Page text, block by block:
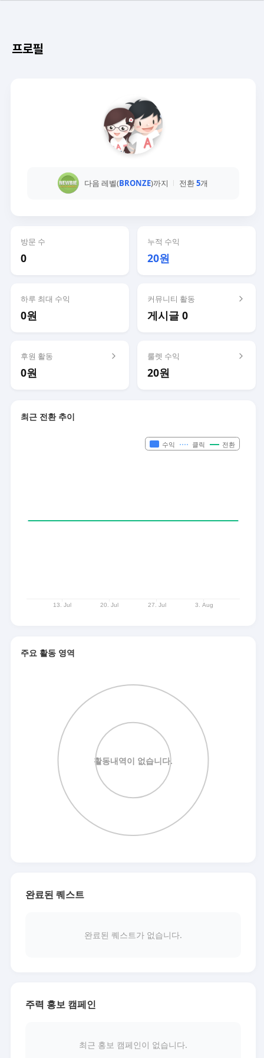
프로필
다음 레벨(BRONZE)까지 전환5개
방문 수
0
누적 수익
20원
하루 최대 수익
0원
커뮤니티 활동
게시글 0
후원 활동
0원
룰렛 수익
20원
최근 전환 추이
주요 활동 영역
완료된 퀘스트
완료된 퀘스트가 없습니다.
주력 홍보 캠페인
최근 홍보 캠페인이 없습니다.